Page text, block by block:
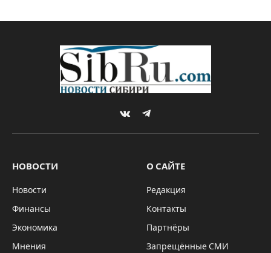
VKontakteTelegram
НОВОСТИ
Новости
Финансы
Экономика
Мнения
О САЙТЕ
Редакция
Контакты
Партнёры
Запрещённые СМИ